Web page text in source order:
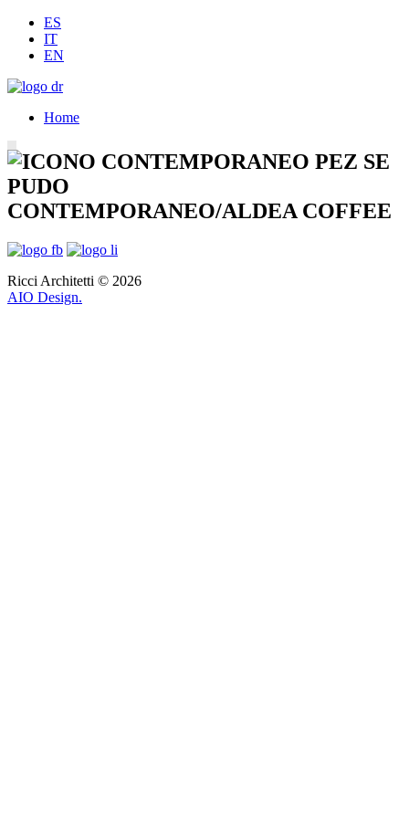
ES
IT
EN
Home
CONTEMPORANEO/ALDEA COFFEE
Ricci Architetti © 2026
AIO Design.